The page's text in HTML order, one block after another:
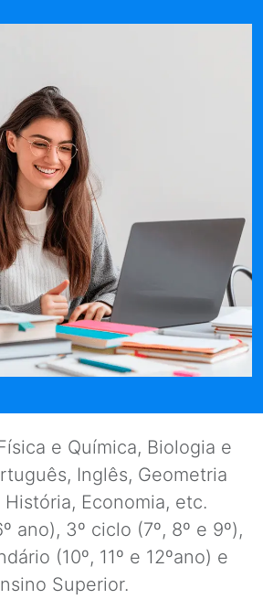
e Química, Biologia e
Inglês, Geometria
História, Economia, etc.
ano), 3º ciclo (7º, 8º e 9º),
(10º, 11º e 12ºano) e
Superior.